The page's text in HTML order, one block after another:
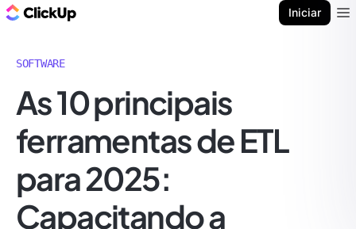
Iniciar
SOFTWARE
As 10 principais
ferramentas de ETL
para 2025:
Capacitando a